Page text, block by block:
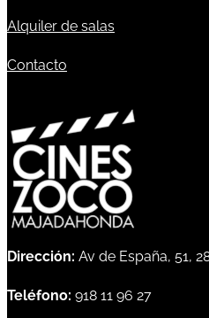
Alquiler de salas
Contacto
Dirección: Av de España, 51,
Teléfono: 918 11 96 27